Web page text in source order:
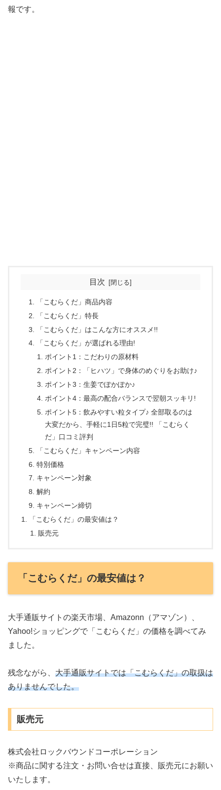
報です。
目次
「こむらくだ」商品内容
「こむらくだ」特長
「こむらくだ」はこんな方にオススメ!!
「こむらくだ」が選ばれる理由!
ポイント1：こだわりの原材料
ポイント2：「ヒハツ」で身体のめぐりをお助け♪
ポイント3：生姜でぽかぽか♪
ポイント4：最高の配合バランスで翌朝スッキリ!
ポイント5：飲みやすい粒タイプ♪ 全部取るのは
大変だから、手軽に1日5粒で完璧!! 「こむらく
だ」口コミ評判
「こむらくだ」キャンペーン内容
特別価格
キャンペーン対象
解約
キャンペーン締切
「こむらくだ」の最安値は？
販売元
「こむらくだ」の最安値は？
大手通販サイトの楽天市場、Amazonn（アマゾン）、
Yahoo!ショッピングで「こむらくだ」の価格を調べてみ
ました。
残念ながら、 大手通販サイトでは「こむらくだ」の取扱は
ありませんでした。
販売元
株式会社ロックバウンドコーポレーション
※商品に関する注文・お問い合せは直接、販売元にお願い
いたします。